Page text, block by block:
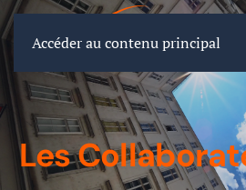
Accéder au contenu principal
Les